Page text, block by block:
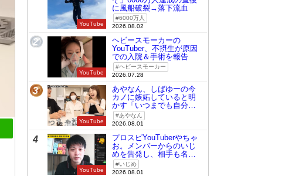
YouTube
に風船破裂→落下流血
6000万人
2026.08.02
2
YouTube
ヘビースモーカーの
YouTuber、不摂生が原因
での入院＆手術を報告
ヘビースモーカー
2026.07.28
3
YouTube
あやなん、しばゆーの今
カノに嫉妬していると明
かす「いつまでも自分の
ものみたいに…」
あやなん
2026.08.01
4
YouTube
プロスピYouTuberやちゃ
お。メンバーからのいじ
めを告発し、相手も名指
しで批判
いじめ
2026.08.01